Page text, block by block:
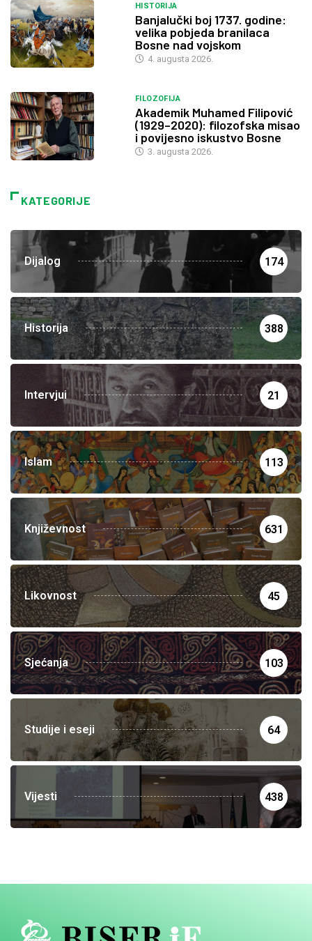
HISTORIJA
Banjalučki boj 1737. godine:
velika pobjeda branilaca
Bosne nad vojskom
4. augusta 2026.
FILOZOFIJA
Akademik Muhamed Filipović
(1929–2020): filozofska misao
i povijesno iskustvo Bosne
3. augusta 2026.
KATEGORIJE
Dijalog 174
Historija 388
Intervjui 21
Islam 113
Književnost 631
Likovnost 45
Sjećanja 103
Studije i eseji 64
Vijesti 438